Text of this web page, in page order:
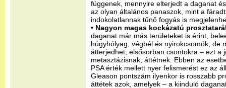
függenek, mennyire elterjedt a daganat
az olyan általános panaszok, mint a
indokolatlannak tűnő fogyás is
• Nagyon magas kockázatú
daganat már más területeket is érint,
húgyhólyag, végbél és nyirokcsomók, de
átterjedhet, elsősorban csontokra – ezt a
metasztázisnak, áttétnek. Ebben az
PSA érték mellett nyer felismerést ez az
Gleason pontszám ilyenkor is rosszabb
áttétek azok, amelyek – a kiinduló